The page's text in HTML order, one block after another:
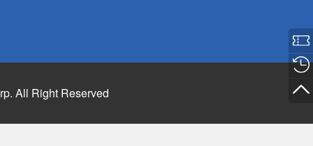
All Right Reserved